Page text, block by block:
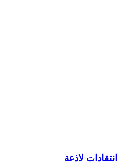
لاذعة